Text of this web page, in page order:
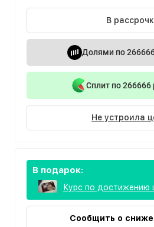
В
Долями по
Сплит по 266666
Не устроила
В подарок:
Курс по достижению
Сообщить о